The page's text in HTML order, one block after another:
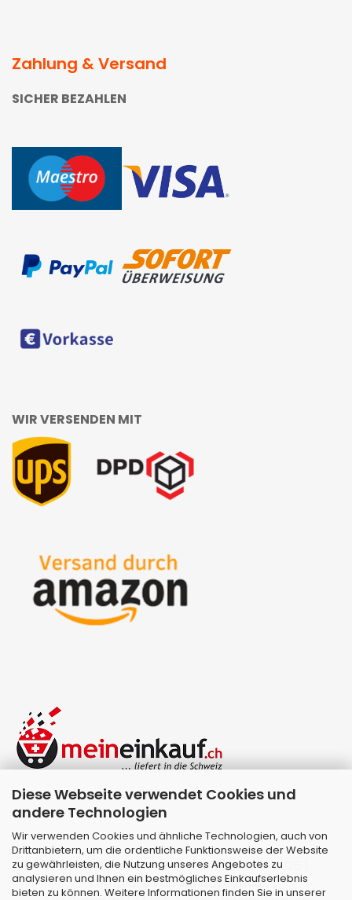
Diese Webseite verwendet Cookies und
andere Technologien
Wir verwenden Cookies und ähnliche Technologien, auch von
Drittanbietern, um die ordentliche Funktionsweise der Website
zu gewährleisten, die Nutzung unseres Angebotes zu
analysieren und Ihnen ein bestmögliches Einkaufserlebnis
bieten zu können. Weitere Informationen finden Sie in unserer
Zahlung & Versand
SICHER BEZAHLEN
WIR VERSENDEN MIT
Webshop erstellenmit Gambio.de © 2026 |
Template vonJungCreative.